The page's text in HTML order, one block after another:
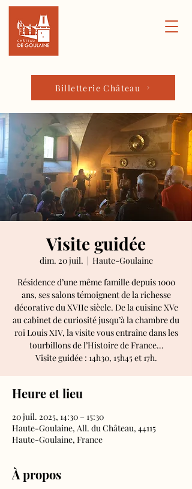
Billetterie Château
Visite guidée
dim. 20 juil.
  |
Haute-Goulaine
Résidence d’une même famille depuis 1000
ans, ses salons témoignent de la richesse
décorative du XVIIe siècle. De la cuisine XVe
au cabinet de curiosité jusqu’à la chambre du
roi Louis XIV, la visite vous entraîne dans les
tourbillons de l’Histoire de France…
Visite guidée : 14h30, 15h45 et 17h.
Heure et lieu
20 juil. 2025, 14:30 – 15:30
Haute-Goulaine, All. du Château, 44115
Haute-Goulaine, France
À propos